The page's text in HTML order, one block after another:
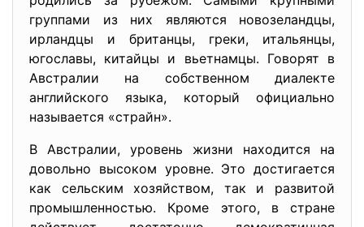
группами из них являются новозеландцы,
ирландцы и британцы, греки, итальянцы,
югославы, китайцы и вьетнамцы. Говорят в
Австралии на собственном диалекте
английского языка, который официально
называется «страйн».
В Австралии, уровень жизни находится на
довольно высоком уровне. Это достигается
как сельским хозяйством, так и развитой
промышленностью. Кроме этого, в стране